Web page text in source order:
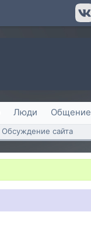
Люди Общение
Обсуждение сайта